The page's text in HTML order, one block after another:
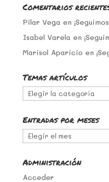
Comentarios
Pilar Vega en
Isabel Varela en
Marisol Aparicio en
Temas artículos
Temas
artículos
Entradas por meses
Entradas
por
meses
Administración
Acceder